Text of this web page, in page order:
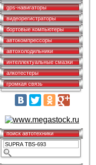
gps-навигаторы
видеорегистраторы
бортовые компьютеры
автокомпрессоры
автохолодильники
интеллектуальные смазки
алкотестеры
громкая связь
поиск автотехники